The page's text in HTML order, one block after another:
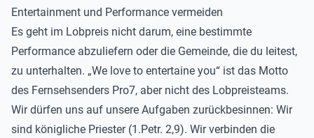
Entertainment und Performance vermeiden
Es geht im Lobpreis nicht darum, eine bestimmte
Performance abzuliefern oder die Gemeinde, die du leitest,
zu unterhalten. „We love to entertaine you“ ist das Motto
des Fernsehsenders Pro7, aber nicht des Lobpreisteams.
Wir dürfen uns auf unsere Aufgaben zurückbesinnen: Wir
sind königliche Priester (1.Petr. 2,9). Wir verbinden die